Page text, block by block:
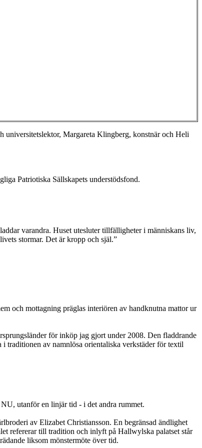
universitetslektor, Margareta Klingberg, konstnär och Heli
Patriotiska Sällskapets understödsfond.
varandra. Huset utesluter tillfälligheter i människans liv,
stormar. Det är kropp och själ.”
och mottagning präglas interiören av handknutna mattor ur
för inköp jag gjort under 2008. Den fladdrande
traditionen av namnlösa orientaliska verkstäder för textil
utanför en linjär tid - i det andra rummet.
av Elizabet Christiansson. En begränsad ändlighet
refererar till tradition och inlyft på Hallwylska palatset står
liksom mönstermöte över tid.